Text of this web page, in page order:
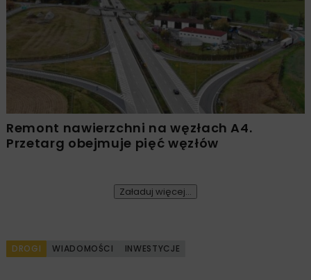
Remont nawierzchni na węzłach A4.
Przetarg obejmuje pięć węzłów
Załaduj więcej...
DROGI WIADOMOŚCI INWESTYCJE